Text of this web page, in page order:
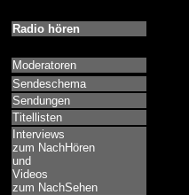
Radio hören
Moderatoren
Sendeschema
Sendungen
Titellisten
Interviews
zum NachHören
und
Videos
zum NachSehen